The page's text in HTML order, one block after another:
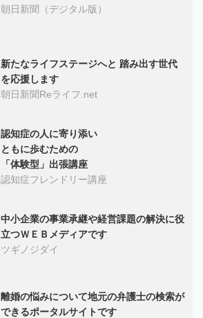
朝日新聞（デジタル版）
新たなライフステージへと 踏み出す世代
を応援します
朝日新聞Reライフ.net
認知症の人に寄り添い
ともに歩むための
「体験型」出張講座
認知症フレンドリー講座
中小企業の事業承継や経営課題の解決に役
立つＷＥＢメディアです
ツギノジダイ
離婚の悩みについて地元の弁護士の検索が
できるポータルサイトです